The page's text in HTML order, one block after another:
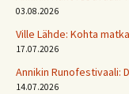
03.08.2026
Ville Lähde: Kohta
17.07.2026
Annikin Runofestivaali:
14.07.2026